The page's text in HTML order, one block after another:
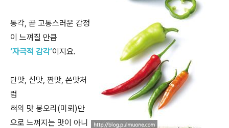
통각, 곧 고통스러운 감정
이 느껴질 만큼
‘자극적 감각’이지요.
단맛, 신맛, 짠맛, 쓴맛처
럼
혀의 맛 봉오리(미뢰)만
으로 느껴지는 맛이 아니